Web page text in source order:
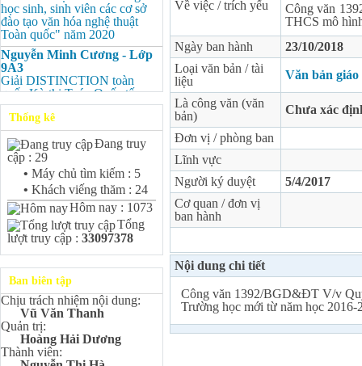
học sinh, sinh viên các cơ sở
đào tạo văn hóa nghệ thuật
Toàn quốc" năm 2020
Nguyễn Minh Cương - Lớp
9A3
Giải DISTINCTION toàn
quốc Kỳ thi Toán Quốc tế
Kangaroo – IKMC 2020
Nguyễn Minh Cương - Lớp
9A3
Giải Ba kỳ thi chọn HSG cấp
tỉnh môn Toán.
Bùi Quang Minh - Lớp 9A3
Giải DISTINCTION Toàn
quốc Kỳ thi Toán Quốc tế
Kangaroo – IKMC 2020
Bùi Quang Minh - Lớp 9A3
Giải Ba kỳ thi chọn HSG cấp
tỉnh môn Toán.
Đinh Anh Thư - Lớp 9A3
Giải Nhì kỳ thi chọn HSG cấp
tỉnh môn Sinh học.
Chu Quang Lượng - Lớp
9A3
Giải Ba kỳ thi chọn HSG cấp
Thống kê
Đang truy
cập : 29
• Máy chủ tìm kiếm : 5
• Khách viếng thăm : 24
Hôm nay : 1073
Tổng
lượt truy cập : 33097378
Ban biên tập
Chịu trách nhiệm nội dung:
Vũ Văn Thanh
Quản trị:
Hoàng Hải Dương
Thành viên:
Về việc / trích yếu
Công văn
THCS mô
Ngày ban hành
23/10/2018
Loại văn bản / tài
liệu
Văn bản giáo
Là công văn (văn
bản)
Chưa xác
Đơn vị / phòng ban
Lĩnh vực
Người ký duyệt
5/4/2017
Cơ quan / đơn vị
ban hành
Nội dung chi tiết
Công văn 1392/BGD&ĐT V/v
Trường học mới từ năm học 2016-